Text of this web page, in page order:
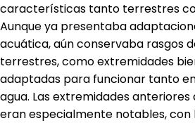
características tanto terrestres
Aunque ya presentaba
acuática, aún conservaba rasgos
terrestres, como extremidades
adaptadas para funcionar tanto
agua. Las extremidades
eran especialmente notables, con